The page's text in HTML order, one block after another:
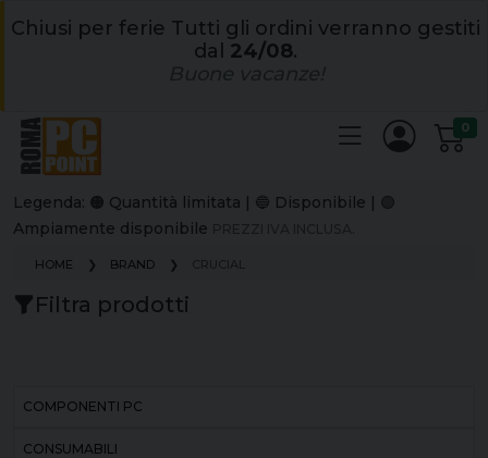
Chiusi per ferie Tutti gli ordini verranno gestiti
dal 24/08.
0
Legenda: 🟠 Quantità limitata | 🔵 Disponibile | 🟢
Ampiamente disponibile
HOME BRAND CRUCIAL
Filtra prodotti
COMPONENTI PC
CONSUMABILI